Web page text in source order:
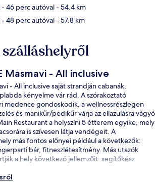
- 46 perc autóval- 54.4 km
- 48 perc autóval- 57.8 km
szálláshelyről
Masmavi - All inclusive
- All inclusive saját strandján cabanák,
kényelme vár rád. A szórakoztató
medence gondoskodik, a wellnessrészlegen
és manikűr/pedikűr várja az ellazulásra vágyó
Restaurant a helyszíni 5 étterem egyike, mely
is szívesen látja vendégeit. A
más fontos előnyei például a következők:
bár, fitneszlétesítmény. Más utazók
a hely következó jellemzőit: segítőkész